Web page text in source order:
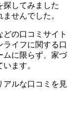
探してみました
せんでした。
の口コミサイト
ライフに関する口
ムに限らず、家づ
ます。
アルな口コミを見